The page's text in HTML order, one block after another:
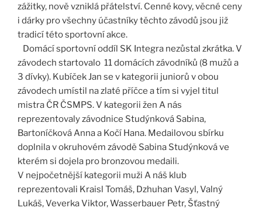
zážitky, nově vzniklá přátelství. Cenné kovy, věcné ceny
i dárky pro všechny účastníky těchto závodů jsou již
tradicí této sportovní akce.
Domácí sportovní oddíl SK Integra nezůstal zkrátka. V
závodech startovalo 11 domácích závodníků (8 mužů a
3 dívky). Kubíček Jan se v kategorii juniorů v obou
závodech umístil na zlaté příčce a tím si vyjel titul
mistra ČR ČSMPS. V kategorii žen A nás
reprezentovaly závodnice Studýnková Sabina,
Bartoníčková Anna a Kočí Hana. Medailovou sbírku
doplnila v okruhovém závodě Sabina Studýnková ve
kterém si dojela pro bronzovou medaili.
V nejpočetnější kategorii muži A náš klub
reprezentovali Kraisl Tomáš, Dzhuhan Vasyl, Valný
Lukáš, Veverka Viktor, Wasserbauer Petr, Šťastný